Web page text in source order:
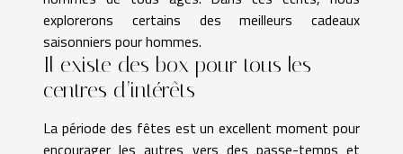
explorerons certains des meilleurs cadeaux
saisonniers pour hommes.
Il existe des box pour tous les
centres d’intérêts
La période des fêtes est un excellent moment pour